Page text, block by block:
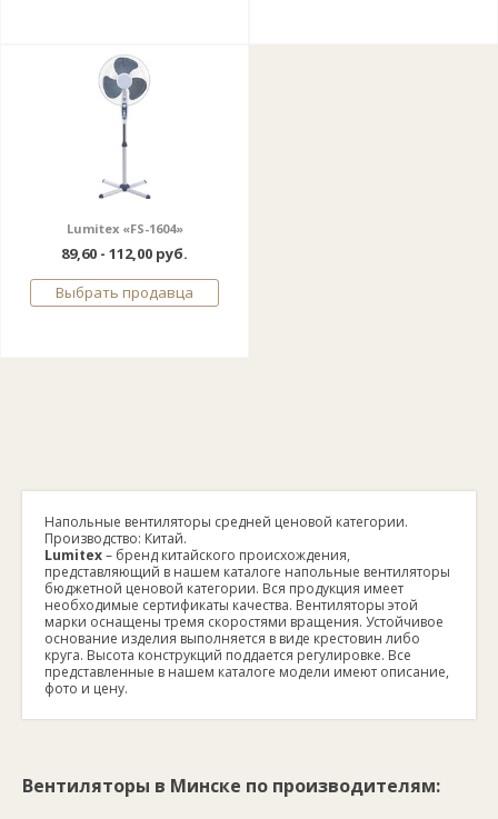
Lumitex «FS-1604»
89,60 - 112,00 руб.
Выбрать продавца
Напольные вентиляторы средней ценовой категории.
Производство: Китай.
Lumitex– бренд китайского происхождения,
представляющий в нашем каталоге напольные вентиляторы
бюджетной ценовой категории. Вся продукция имеет
необходимые сертификаты качества. Вентиляторы этой
марки оснащены тремя скоростями вращения. Устойчивое
основание изделия выполняется в виде крестовин либо
круга. Высота конструкций поддается регулировке. Все
представленные в нашем каталоге модели имеют описание,
фото и цену.
Вентиляторы в Минске по производителям: